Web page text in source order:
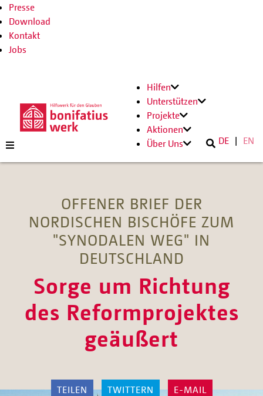
Presse
Download
Kontakt
Jobs
Hilfen
Unterstützen
Projekte
Aktionen
Über Uns
DE EN
OFFENER BRIEF DER
NORDISCHEN BISCHÖFE ZUM
"SYNODALEN WEG" IN
DEUTSCHLAND
Sorge um Richtung
des Reformprojektes
geäußert
TEILEN TWITTERN E-MAIL